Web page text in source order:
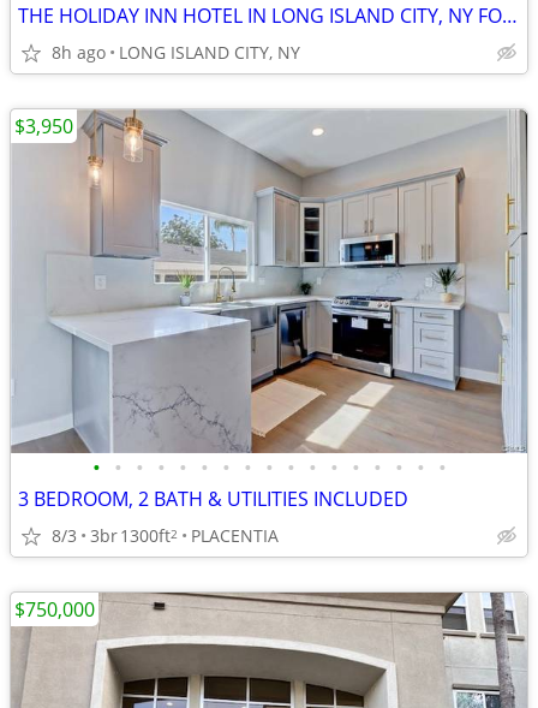
THE HOLIDAY INN HOTEL IN LONG ISLAND CITY, NY FOR SALE
8h ago LONG ISLAND CITY, NY
• • • • • • • • • • • • • • • • •
3 BEDROOM, 2 BATH & UTILITIES INCLUDED
8/3 3br1300ft2 PLACENTIA
$3,950
$750,000